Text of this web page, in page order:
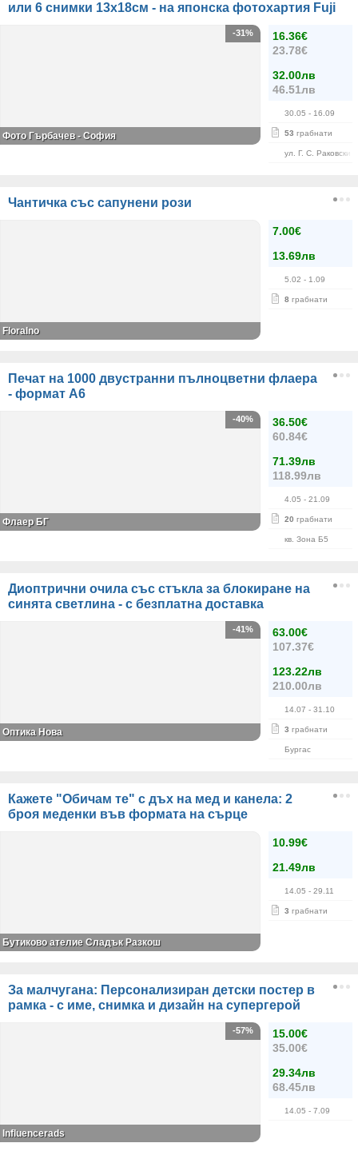
или 6 снимки 13х18см - на японска фотохартия Fuji
16.36€
23.78€
32.00лв
46.51лв
30.05 - 16.09
53 грабнати
ул. Г. С. Раковски
-31%
Фото Гърбачев - София
Чантичка със сапунени рози
7.00€
13.69лв
5.02 - 1.09
8 грабнати
Floralno
Печат на 1000 двустранни пълноцветни флаера
- формат А6
36.50€
60.84€
71.39лв
118.99лв
4.05 - 21.09
20 грабнати
кв. Зона Б5
-40%
Флаер БГ
Диоптрични очила със стъкла за блокиране на
синята светлина - с безплатна доставка
63.00€
107.37€
123.22лв
210.00лв
14.07 - 31.10
3 грабнати
Бургас
-41%
Оптика Нова
Кажете "Обичам те" с дъх на мед и канела: 2
броя меденки във формата на сърце
10.99€
21.49лв
14.05 - 29.11
3 грабнати
Бутиково ателие Сладък Разкош
За малчугана: Персонализиран детски постер в
рамка - с име, снимка и дизайн на супергерой
15.00€
35.00€
29.34лв
68.45лв
14.05 - 7.09
-57%
Influencerads